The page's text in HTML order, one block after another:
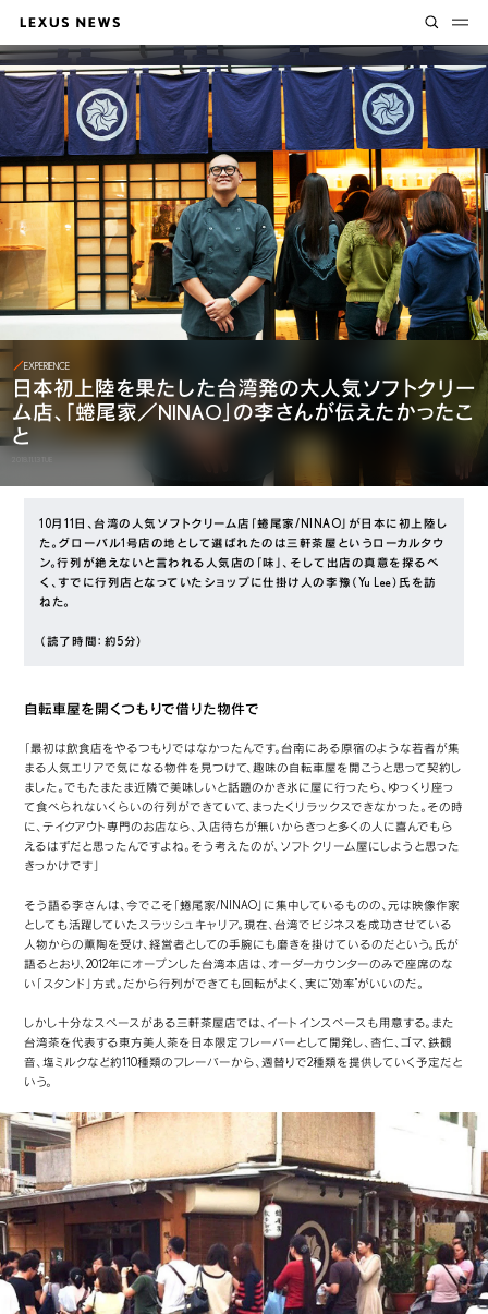
EXPERIENCE
日本初上陸を果たした台湾発の大人気ソフトクリー
ム店、 「蜷尾家／NINAO」の李さんが伝えたかったこ
と
10月11日、台湾の人気ソフトクリーム店「蜷尾家/NINAO」が日本に初上陸し
た。グローバル1号店の地として選ばれたのは三軒茶屋というローカルタウ
ン。行列が絶えないと言われる人気店の「味」、そして出店の真意を探るべ
く、すでに行列店となっていたショップに仕掛け人の李豫（Yu Lee）氏を訪
ねた。
（読了時間：約5分）
自転車屋を開くつもりで借りた物件で
「最初は飲食店をやるつもりではなかったんです。台南にある原宿のような若者が集
まる人気エリアで気になる物件を見つけて、趣味の自転車屋を開こうと思って契約し
ました。でもたまたま近隣で美味しいと話題のかき氷に屋に行ったら、ゆっくり座っ
て食べられないくらいの行列ができていて、まったくリラックスできなかった。その時
に、テイクアウト専門のお店なら、入店待ちが無いからきっと多くの人に喜んでもら
えるはずだと思ったんですよね。そう考えたのが、ソフトクリーム屋にしようと思った
きっかけです」
そう語る李さんは、今でこそ「蜷尾家/NINAO」に集中しているものの、元は映像作家
としても活躍していたスラッシュキャリア。現在、台湾でビジネスを成功させている
人物からの薫陶を受け、経営者としての手腕にも磨きを掛けているのだという。氏が
語るとおり、2012年にオープンした台湾本店は、オーダーカウンターのみで座席のな
い「スタンド」方式。だから行列ができても回転がよく、実に“効率”がいいのだ。
しかし十分なスペースがある三軒茶屋店では、イートインスペースも用意する。また
台湾茶を代表する東方美人茶を日本限定フレーバーとして開発し、杏仁、ゴマ、鉄観
音、塩ミルクなど約110種類のフレーバーから、週替りで2種類を提供していく予定だと
いう。